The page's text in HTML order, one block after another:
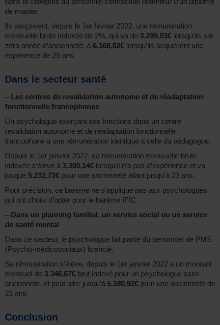
de master.
Ils perçoivent, depuis le 1er février 2022, une rémunération
mensuelle brute indexée de 2%, qui va de 3.299,93€ lorsqu’ils ont
zéro année d’ancienneté, à 6.168,02€ lorsqu’ils acquièrent une
expérience de 29 ans.
Dans le secteur santé
– Les centres de revalidation autonome et de réadaptation
fonctionnelle francophones
Un psychologue exerçant ses fonctions dans un centre
revalidation autonome et de réadaptation fonctionnelle
francophone a une rémunération identique à celle du pédagogue.
Depuis le 1er janvier 2022, sa rémunération mensuelle brute
indexée s’élève à 3.380,14€ lorsqu’il n’a pas d’expérience et va
jusque 5.232,73€ pour une ancienneté allant jusqu’à 23 ans.
Pour précision, ce barème ne s’applique pas aux psychologues
qui ont choisi d’opter pour le barème IFIC.
– Dans un planning familial, un service social ou un service
de santé mental
Dans ce secteur, le psychologue fait partie du personnel de PMS
(Psycho-médicosociaux) licencié.
Sa rémunération s’élève, depuis le 1er janvier 2022 a un montant
mensuel de 3.346,67€ brut indexé pour un psychologue sans
ancienneté, et peut aller jusqu’à 5.180,92€ pour une ancienneté de
23 ans.
Conclusion